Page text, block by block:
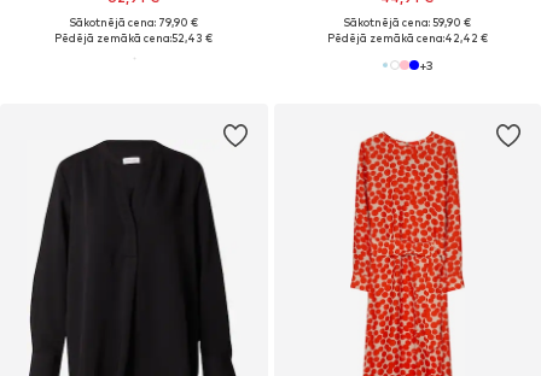
Sākotnējā cena: 79,90 €
Pēdējā zemākā cena:52,43 €
Sākotnējā cena: 59,90 €
Pēdējā zemākā cena:42,42 €
+3